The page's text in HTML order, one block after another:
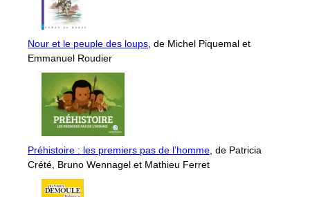
Nour et le peuple des loups, de Michel Piquemal et
Emmanuel Roudier
Préhistoire : les premiers pas de l’homme, de Patricia
Crété, Bruno Wennagel et Mathieu Ferret